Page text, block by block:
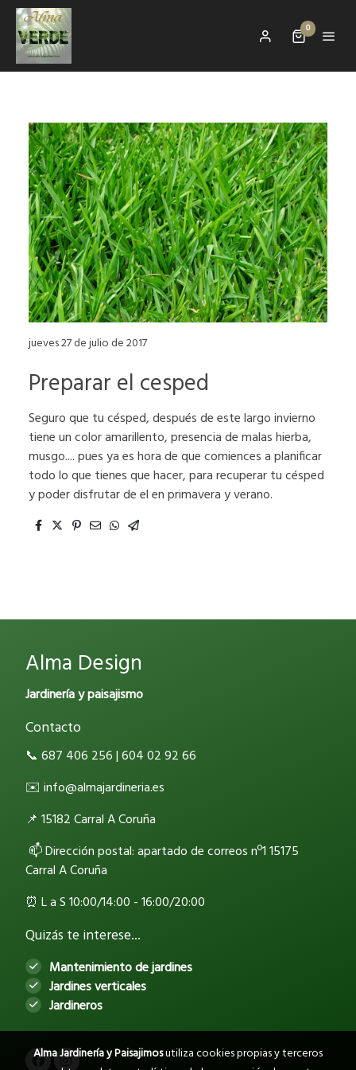
0
jueves 27 de julio de 2017
Preparar el cesped
Seguro que tu césped, después de este largo invierno
tiene un color amarillento, presencia de malas hierba,
musgo.... pues ya es hora de que comiences a planificar
todo lo que tienes que hacer, para recuperar tu césped
y poder disfrutar de el en primavera y verano.
Alma Design
Jardinería y paisajismo
Contacto
📞 687 406 256 | 604 02 92 66
✉️ info@almajardineria.es
📌 15182 Carral A Coruña
📫 Dirección postal: apartado de correos nº1 15175
Carral A Coruña
⏰ L a S 10:00/14:00 - 16:00/20:00
Quizás te interese...
Mantenimiento de jardines
Jardines verticales
Jardineros
Alma Jardinería y Paisajimosutiliza cookies propias y terceros